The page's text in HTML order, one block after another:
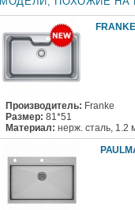
Производитель: Franke
Размер: 81*51
Материал: нерж. сталь, 1.2